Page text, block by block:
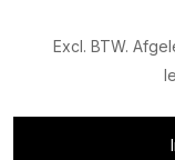
Excl. BTW.